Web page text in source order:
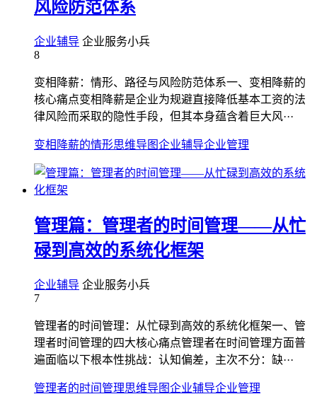
风险防范体系
企业辅导 企业服务小兵
8
变相降薪：情形、路径与风险防范体系一、变相降薪的
核心痛点变相降薪是企业为规避直接降低基本工资的法
律风险而采取的隐性手段，但其本身蕴含着巨大风···
变相降薪的情形思维导图企业辅导企业管理
管理篇：管理者的时间管理——从忙
碌到高效的系统化框架
企业辅导 企业服务小兵
7
管理者的时间管理：从忙碌到高效的系统化框架一、管
理者时间管理的四大核心痛点管理者在时间管理方面普
遍面临以下根本性挑战：认知偏差，主次不分：缺···
管理者的时间管理思维导图企业辅导企业管理